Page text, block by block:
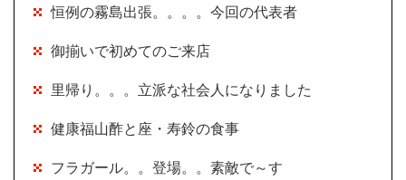
恒例の霧島出張。。。。今回の代表者
御揃いで初めてのご来店
里帰り。。。立派な社会人になりました
健康福山酢と座・寿鈴の食事
フラガール。。登場。。素敵で～す